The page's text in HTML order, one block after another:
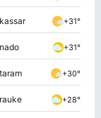
+31°
+31°
+30°
+28°